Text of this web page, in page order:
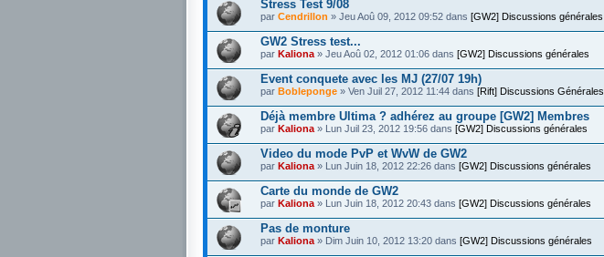
Stress Test 9/08
par Cendrillon » Jeu Aoû 09, 2012 09:52 dans [GW2] Discussions générales
GW2 Stress test...
par Kaliona » Jeu Aoû 02, 2012 01:06 dans [GW2] Discussions générales
Event conquete avec les MJ (27/07 19h)
par Bobleponge » Ven Juil 27, 2012 11:44 dans [Rift] Discussions Générales
Déjà membre Ultima ? adhérez au groupe [GW2] Membres
par Kaliona » Lun Juil 23, 2012 19:56 dans [GW2] Discussions générales
Video du mode PvP et WvW de GW2
par Kaliona » Lun Juin 18, 2012 22:26 dans [GW2] Discussions générales
Carte du monde de GW2
par Kaliona » Lun Juin 18, 2012 20:43 dans [GW2] Discussions générales
Pas de monture
par Kaliona » Dim Juin 10, 2012 13:20 dans [GW2] Discussions générales